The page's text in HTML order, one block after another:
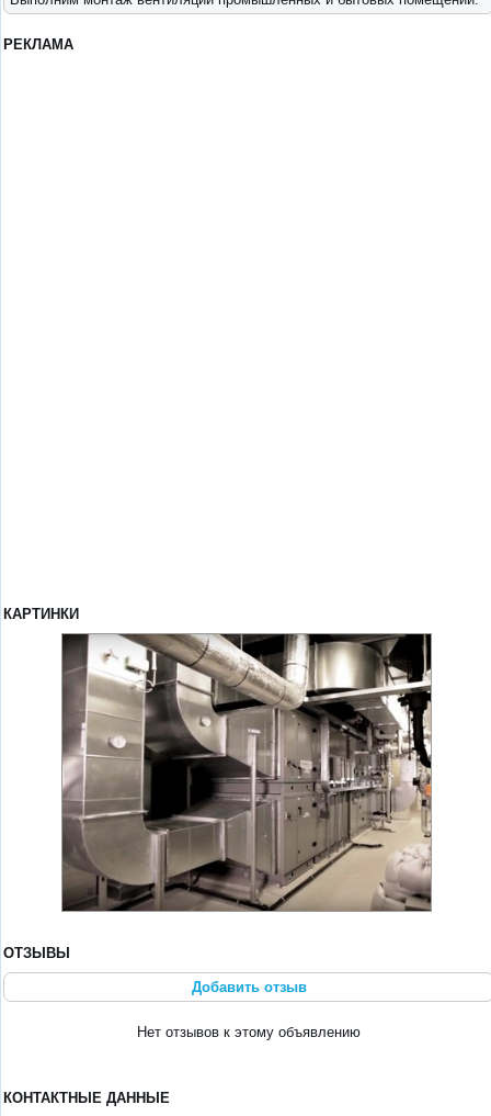
РЕКЛАМА
КАРТИНКИ
ОТЗЫВЫ
Добавить отзыв
Нет отзывов к этому объявлению
КОНТАКТНЫЕ ДАННЫЕ